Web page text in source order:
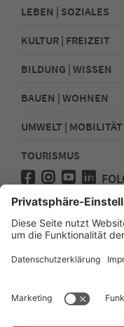
LEBEN | SOZIALES
KULTUR | FREIZEIT
BILDUNG | WISSEN
BAUEN | WOHNEN
UMWELT | MOBILITÄT
TOURISMUS
Presse
Kontakt
Impressum
Sitemap